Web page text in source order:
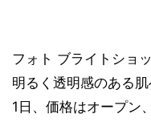
フォト ブライトショ
明るく透明感のある
1日、価格はオープン